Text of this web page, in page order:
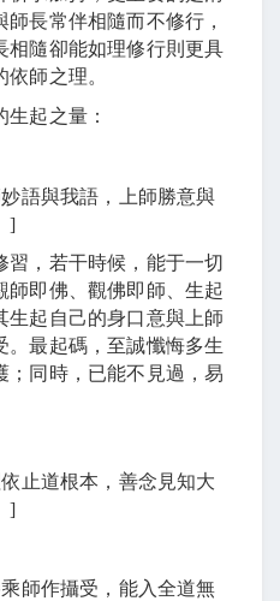
長常伴相隨而不修行，
相隨卻能如理修行則更具
師之理。
起之量：
語與我語，上師勝意與
]
習，若干時候，能于一切
師即佛、觀佛即師、生起
生起自己的身口意與上師
。最起碼，至誠懺悔多生
；同時，已能不見過，易
止道根本，善念見知大
]
師作攝受，能入全道無